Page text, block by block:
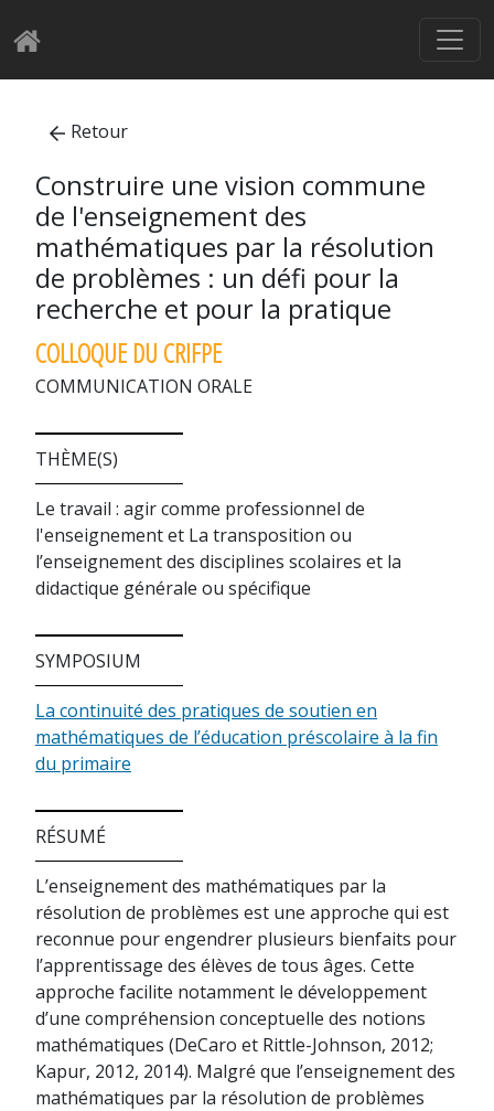
Retour
Construire une vision commune
de l'enseignement des
mathématiques par la résolution
de problèmes : un défi pour la
recherche et pour la pratique
COLLOQUE DU CRIFPE
COMMUNICATION ORALE
THÈME(S)
Le travail : agir comme professionnel de
l'enseignement et La transposition ou
l’enseignement des disciplines scolaires et la
didactique générale ou spécifique
SYMPOSIUM
La continuité des pratiques de soutien en
mathématiques de l’éducation préscolaire à la fin
du primaire
RÉSUMÉ
L’enseignement des mathématiques par la
résolution de problèmes est une approche qui est
reconnue pour engendrer plusieurs bienfaits pour
l’apprentissage des élèves de tous âges. Cette
approche facilite notamment le développement
d’une compréhension conceptuelle des notions
mathématiques (DeCaro et Rittle-Johnson, 2012;
Kapur, 2012, 2014). Malgré que l’enseignement des
mathématiques par la résolution de problèmes